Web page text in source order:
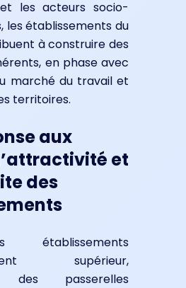
les acteurs socio-
les établissements du
à construire des
en phase avec
marché du travail et
territoires.
aux
et
des
supérieur,
des passerelles